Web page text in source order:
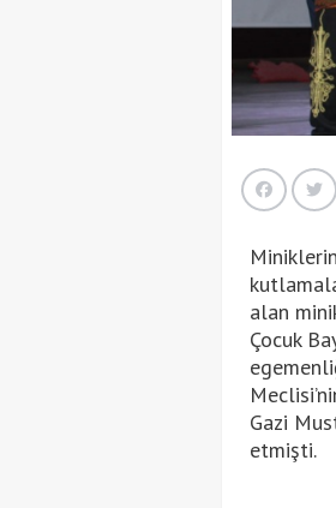
alan
Çocuk
Gazi
etmişti.